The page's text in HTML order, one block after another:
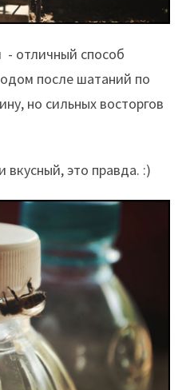
- отличный способ
после шатаний по
но сильных восторгов
вкусный, это правда. :)